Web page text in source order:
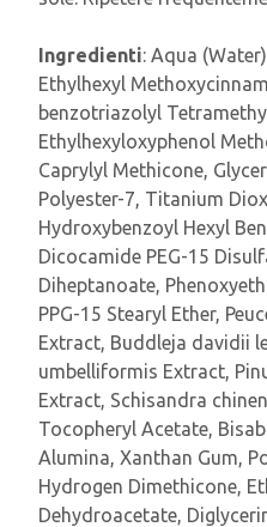
Ingredienti: Aqua
Ethylhexyl
benzotriazolyl
Ethylhexyloxyphenol
Caprylyl Methicone,
Polyester-7, Titanium
Hydroxybenzoyl Hexyl
Dicocamide PEG-15
Diheptanoate,
PPG-15 Stearyl Ether,
Extract, Buddleja davidii
umbelliformis Extract,
Extract, Schisandra
Tocopheryl Acetate,
Alumina, Xanthan Gum,
Hydrogen Dimethicone,
Dehydroacetate,